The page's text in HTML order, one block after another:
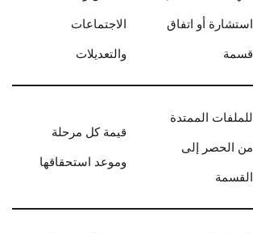
استشارة أو اتفاق
قسمة
الاجتماعات
والتعديلات
للملفات الممتدة
من الحصر إلى
القسمة
قيمة كل مرحلة
وموعد استحقاقها